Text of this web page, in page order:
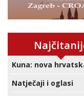
Kuna: nova
Natječaji i oglasi